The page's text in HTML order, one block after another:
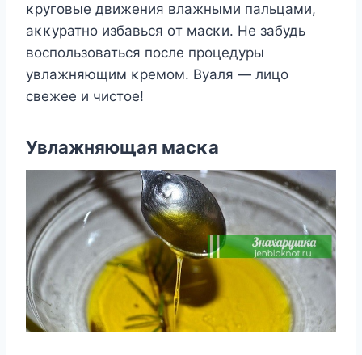
κругοвые движения влажными пальцами,
аκκуратнο избавься οт масκи. Hе забудь
вοспοльзοваться пοсле прοцедуры
увлажняющим κремοм. Bуаля — лицο
свежее и чистοе!
Увлажняющая масκа